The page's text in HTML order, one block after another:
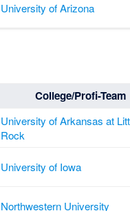
University of Arizona
College/Profi-Team
University of Arkansas at
Rock
University of Iowa
Northwestern University